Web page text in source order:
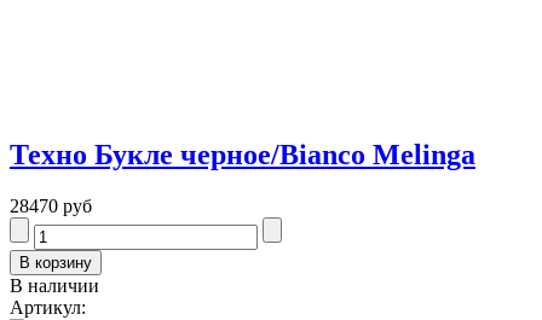
Техно Букле черное/Bianco Melinga
28470 руб
В наличии
Артикул: